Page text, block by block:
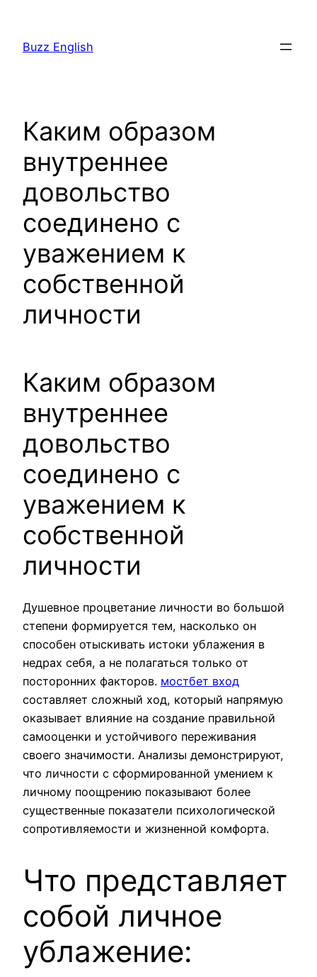
contenido
Buzz English
Каким образом
внутреннее
довольство
соединено с
уважением к
собственной
личности
Каким образом
внутреннее
довольство
соединено с
уважением к
собственной
личности
Душевное процветание личности во большой
степени формируется тем, насколько он
способен отыскивать истоки ублажения в
недрах себя, а не полагаться только от
посторонних факторов. мостбет вход
составляет сложный ход, который напрямую
оказывает влияние на создание правильной
самооценки и устойчивого переживания
своего значимости. Анализы демонстрируют,
что личности с сформированной умением к
личному поощрению показывают более
существенные показатели психологической
сопротивляемости и жизненной комфорта.
Что представляет
собой личное
ублажение: